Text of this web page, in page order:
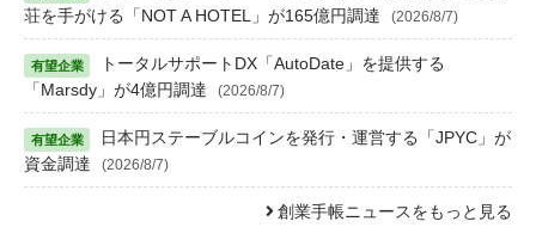
荘を手がける「NOT A HOTEL」が165億円調達
(2026/8/7)
トータルサポートDX「AutoDate」を提供する
「Marsdy」が4億円調達
(2026/8/7)
日本円ステーブルコインを発行・運営する「JPYC」が
資金調達
(2026/8/7)
創業手帳ニュースをもっと見る